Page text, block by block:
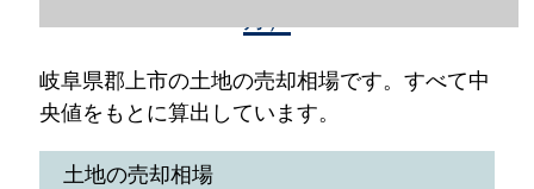
岐阜県郡上市の土地の売却相場です。すべて中
央値をもとに算出しています。
土地の売却相場